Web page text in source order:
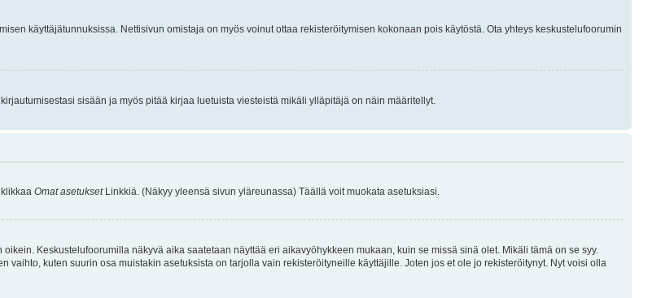
käyttäjätunnuksissa. Nettisivun omistaja on myös voinut ottaa rekisteröitymisen kokonaan pois käytöstä. Ota yhteys keskustelufoorumin
sisään ja myös pitää kirjaa luetuista viesteistä mikäli ylläpitäjä on näin määritellyt.
Omat asetuksetLinkkiä. (Näkyy yleensä sivun yläreunassa) Täällä voit muokata asetuksiasi.
Keskustelufoorumilla näkyvä aika saatetaan näyttää eri aikavyöhykkeen mukaan, kuin se missä sinä olet. Mikäli tämä on se syy.
kuten suurin osa muistakin asetuksista on tarjolla vain rekisteröityneille käyttäjille. Joten jos et ole jo rekisteröitynyt. Nyt voisi olla